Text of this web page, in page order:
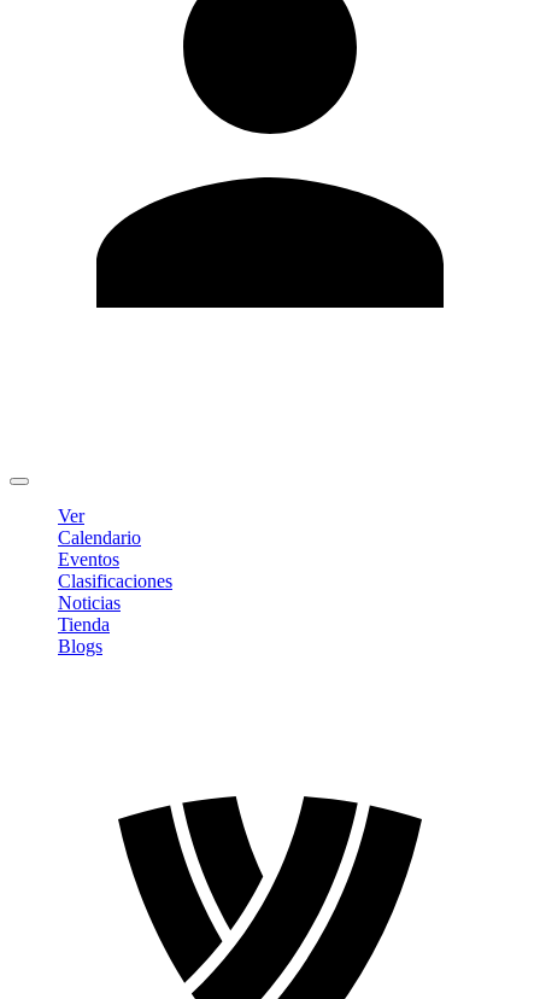
Ver
Calendario
Eventos
Clasificaciones
Noticias
Tienda
Blogs